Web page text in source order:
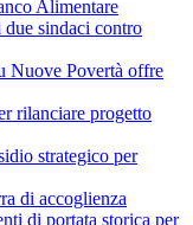
Alimentare
sindaci contro
Nuove Povertà offre
rilanciare progetto
strategico per
di accoglienza
di portata storica per